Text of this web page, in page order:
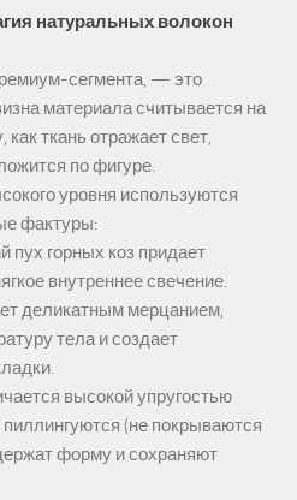
натуральных волокон
сегмента, — это
материала считывается на
ткань отражает свет,
по фигуре.
уровня используются
фактуры:
горных коз придает
внутреннее свечение.
деликатным мерцанием,
тела и создает
высокой упругостью
(не покрываются
форму и сохраняют